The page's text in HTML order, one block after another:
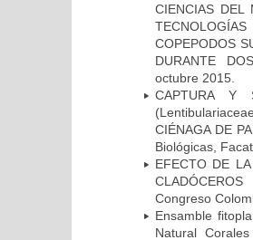
CIENCIAS DEL
COPEPODOS
DURANTE
octubre 2015.
CAPTURA Y
CIÉNAGA DE
Biológicas,
EFECTO DE
Congreso
Ensamble
Natural